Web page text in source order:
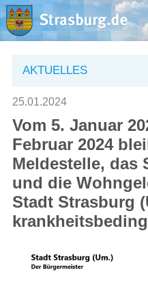
Aktuelles
Rathaus
Natur – Kultur –
Wirtschaft
AKTUELLES
25.01.2024
Vom 5. Januar
Februar 2024
Meldestelle, das
und die
Stadt Strasburg